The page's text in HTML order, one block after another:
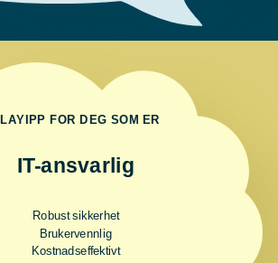
FOR DEG SOM ER
IT-ansvarlig
Robust sikkerhet
Brukervennlig
Kostnadseffektivt